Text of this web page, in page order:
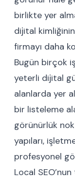
birlikte yer
dijital kimliğinin
firmayı daha
Bugün birçok
yeterli dijital
alanlarda yer
bir listeleme
görünürlük
yapıları,
profesyonel
Local